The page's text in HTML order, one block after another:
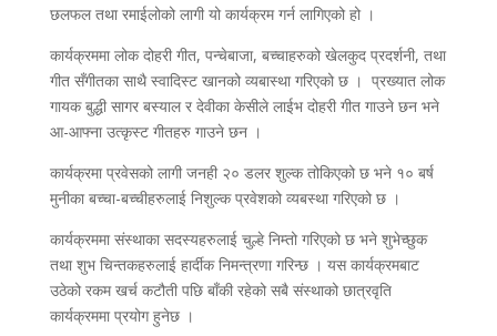
छलफल तथा रमाईलोको लागी यो कार्यक्रम गर्न लागिएको हो ।
कार्यक्रममा लोक दोहरी गीत, पन्चेबाजा, बच्चाहरुको खेलकुद प्रदर्शनी, तथा
गीत सँगीतका साथै स्वादिस्ट खानको व्यबास्था गरिएको छ । प्रख्यात लोक
गायक बुद्धी सागर बस्याल र देवीका केसीले लाईभ दोहरी गीत गाउने छन भने
आ‍-आफ्ना उत्कृस्ट गीतहरु गाउने छन ।
कार्यक्रमा प्रवेसको लागी जनही २० डलर शुल्क तोकिएको छ भने १० बर्ष
मुनीका बच्चा-बच्चीहरुलाई निशुल्क प्रवेशको व्यबस्था गरिएको छ ।
कार्यक्रममा संस्थाका सदस्यहरुलाई चुल्हे निम्तो गरिएको छ भने शुभेच्छुक
तथा शुभ चिन्तकहरुलाई हार्दीक निमन्त्रणा गरिन्छ । यस कार्यक्रमबाट
उठेको रकम खर्च कटौती पछि बाँकी रहेको सबै संस्थाको छात्रवृति
कार्यक्रममा प्रयोग हुनेछ ।